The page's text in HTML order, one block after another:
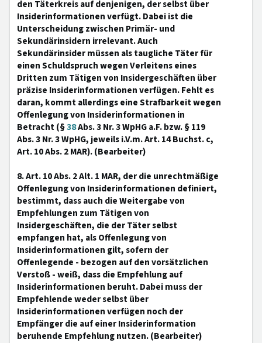
den Täterkreis auf denjenigen, der selbst über
Insiderinformationen verfügt. Dabei ist die
Unterscheidung zwischen Primär- und
Sekundärinsidern irrelevant. Auch
Sekundärinsider müssen als taugliche Täter für
einen Schuldspruch wegen Verleitens eines
Dritten zum Tätigen von Insidergeschäften über
präzise Insiderinformationen verfügen. Fehlt es
daran, kommt allerdings eine Strafbarkeit wegen
Offenlegung von Insiderinformationen in
Betracht (§38Abs. 3 Nr. 3 WpHG a.F. bzw. § 119
Abs. 3 Nr. 3 WpHG, jeweils i.V.m. Art. 14 Buchst. c,
Art. 10 Abs. 2 MAR). (Bearbeiter)
8. Art. 10 Abs. 2 Alt. 1 MAR, der die unrechtmäßige
Offenlegung von Insiderinformationen definiert,
bestimmt, dass auch die Weitergabe von
Empfehlungen zum Tätigen von
Insidergeschäften, die der Täter selbst
empfangen hat, als Offenlegung von
Insiderinformationen gilt, sofern der
Offenlegende - bezogen auf den vorsätzlichen
Verstoß - weiß, dass die Empfehlung auf
Insiderinformationen beruht. Dabei muss der
Empfehlende weder selbst über
Insiderinformationen verfügen noch der
Empfänger die auf einer Insiderinformation
beruhende Empfehlung nutzen. (Bearbeiter)